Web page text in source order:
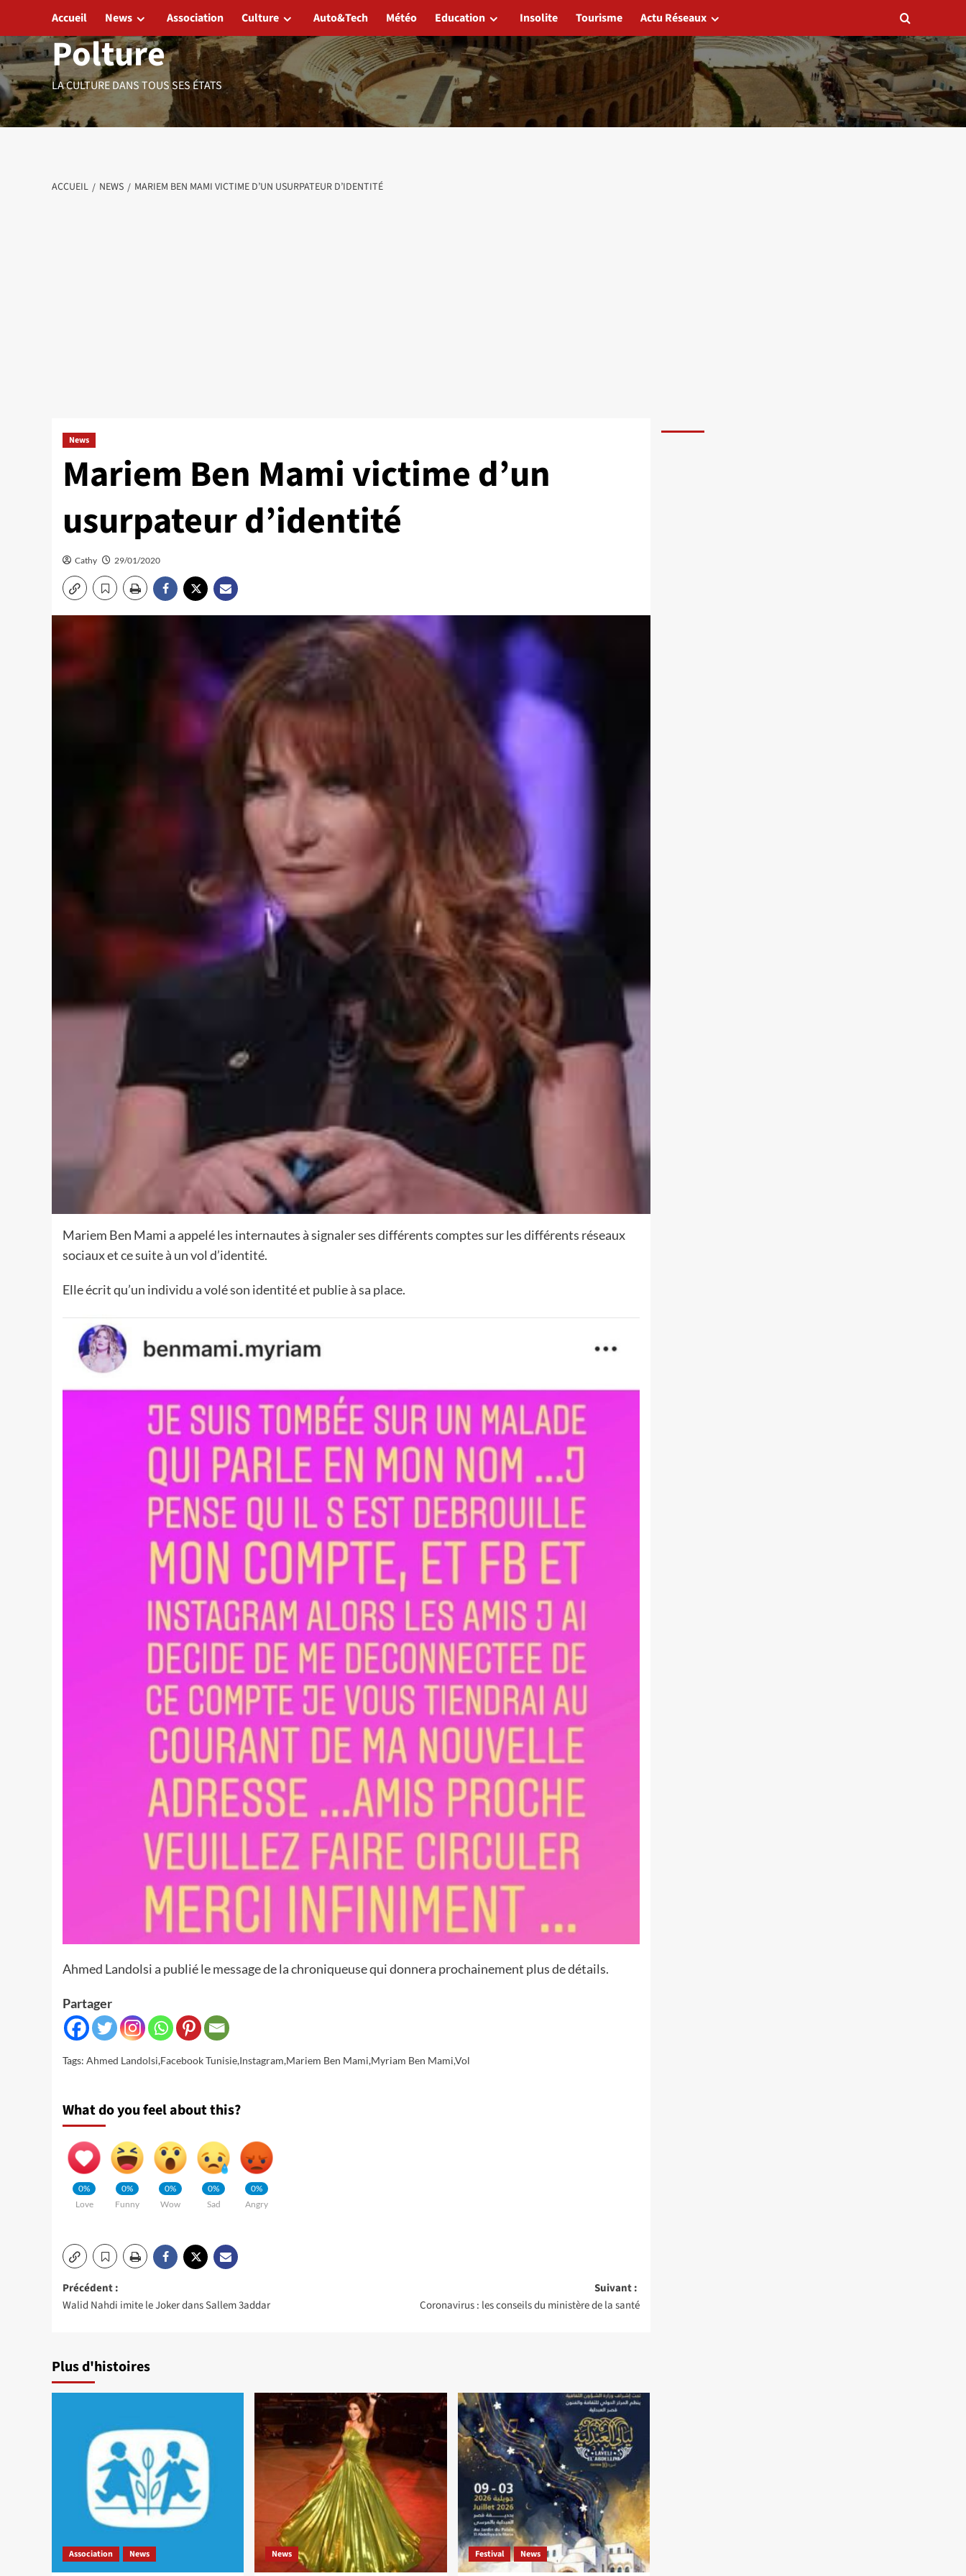
contenu
Polture
LA CULTURE DANS TOUS SES ÉTATS
Accueil News Association Culture Auto&Tech Météo Education Insolite Tourisme Actu Réseaux
ACCUEIL NEWS MARIEM BEN MAMI VICTIME D’UN USURPATEUR D’IDENTITÉ
News
Mariem Ben Mami victime d’un
usurpateur d’identité
Cathy 29/01/2020
Mariem Ben Mami a appelé les internautes à signaler ses différents comptes sur les différents réseaux
sociaux et ce suite à un vol d’identité.
Elle écrit qu’un individu a volé son identité et publie à sa place.
Ahmed Landolsi a publié le message de la chroniqueuse qui donnera prochainement plus de détails.
Partager
Tags: Ahmed Landolsi,Facebook Tunisie,Instagram,Mariem Ben Mami,Myriam Ben Mami,Vol
What do you feel about this?
0%
Love
0%
Funny
0%
Wow
0%
Sad
0%
Angry
Navigation
Précédent :
Walid Nahdi imite le Joker dans Sallem 3addar
Suivant :
Coronavirus : les conseils du ministère de la santé
Plus d'histoires
Association News News Festival News